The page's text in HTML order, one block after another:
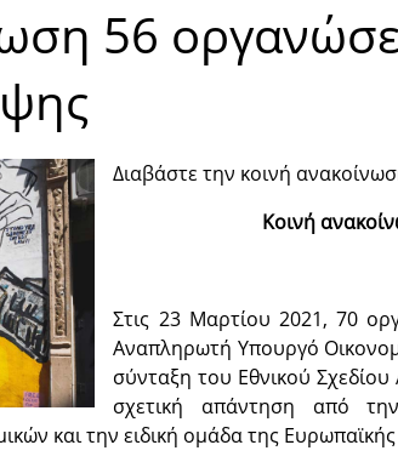
56
Διαβάστε την κοινή
Κοινή
Στις 23 Μαρτίου 2021, 70
Αναπληρωτή Υπουργό
σύνταξη του Εθνικού
σχετική απάντηση από
και την ειδική ομάδα της